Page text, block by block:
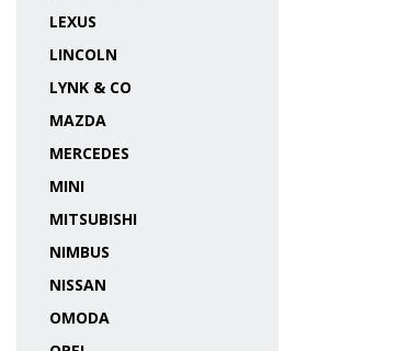
LEXUS
LINCOLN
LYNK & CO
MAZDA
MERCEDES
MINI
MITSUBISHI
NIMBUS
NISSAN
OMODA